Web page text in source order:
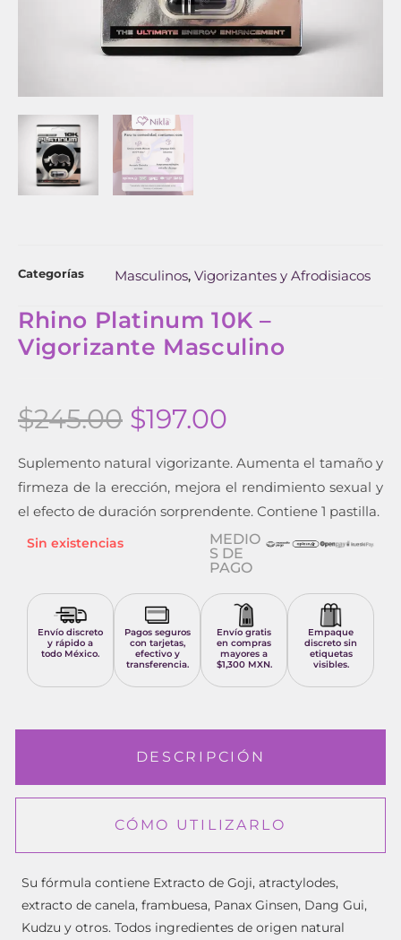
Categorías Masculinos, Vigorizantes y Afrodisiacos
Rhino Platinum 10K –
Vigorizante Masculino
$245.00 $197.00
Suplemento natural vigorizante. Aumenta el tamaño y
firmeza de la erección, mejora el rendimiento sexual y
el efecto de duración sorprendente. Contiene 1 pastilla.
Sin existencias
MEDIO
S DE
PAGO
Envío discreto
y rápido a
todo México.
Pagos seguros
con tarjetas,
efectivo y
transferencia.
Envío gratis
en compras
mayores a
$1,300 MXN.
Empaque
discreto sin
etiquetas
visibles.
DESCRIPCIÓN
CÓMO UTILIZARLO
Su fórmula contiene Extracto de Goji, atractylodes,
extracto de canela, frambuesa, Panax Ginsen, Dang Gui,
Kudzu y otros. Todos ingredientes de origen natural